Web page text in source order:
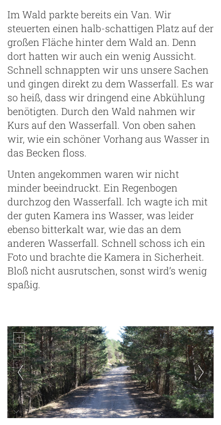
Im Wald parkte bereits ein Van. Wir
steuerten einen halb-schattigen Platz auf der
großen Fläche hinter dem Wald an. Denn
dort hatten wir auch ein wenig Aussicht.
Schnell schnappten wir uns unsere Sachen
und gingen direkt zu dem Wasserfall. Es war
so heiß, dass wir dringend eine Abkühlung
benötigten. Durch den Wald nahmen wir
Kurs auf den Wasserfall. Von oben sahen
wir, wie ein schöner Vorhang aus Wasser in
das Becken floss.
Unten angekommen waren wir nicht
minder beeindruckt. Ein Regenbogen
durchzog den Wasserfall. Ich wagte ich mit
der guten Kamera ins Wasser, was leider
ebenso bitterkalt war, wie das an dem
anderen Wasserfall. Schnell schoss ich ein
Foto und brachte die Kamera in Sicherheit.
Bloß nicht ausrutschen, sonst wird’s wenig
spaßig.